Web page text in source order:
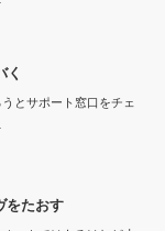
く
とサポート窓口をチェ
をたおす